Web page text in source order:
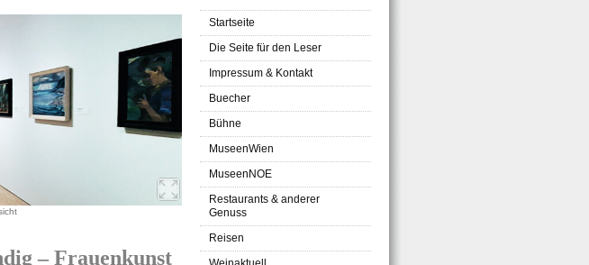
Startseite
Die Seite für den Leser
Impressum & Kontakt
Buecher
Bühne
MuseenWien
MuseenNOE
Restaurants & anderer
Genuss
Reisen
– Frauenkunst